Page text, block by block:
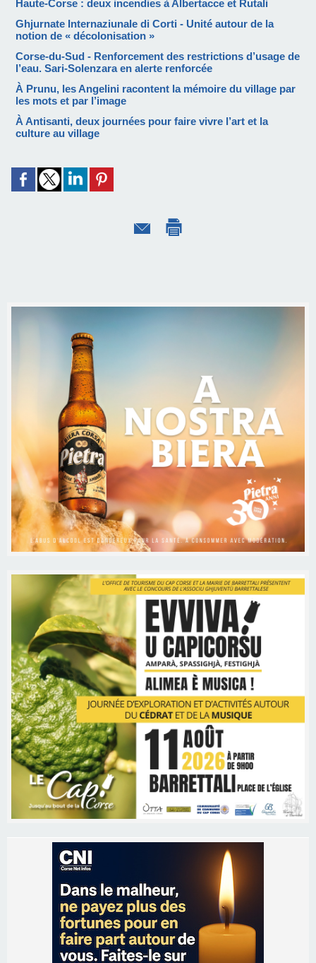
Haute-Corse : deux incendies à Albertacce et Rutali
Ghjurnate Internaziunale di Corti - Unité autour de la
notion de « décolonisation »
Corse-du-Sud - Renforcement des restrictions d’usage de
l’eau. Sari-Solenzara en alerte renforcée
À Prunu, les Angelini racontent la mémoire du village par
les mots et par l’image
À Antisanti, deux journées pour faire vivre l’art et la
culture au village